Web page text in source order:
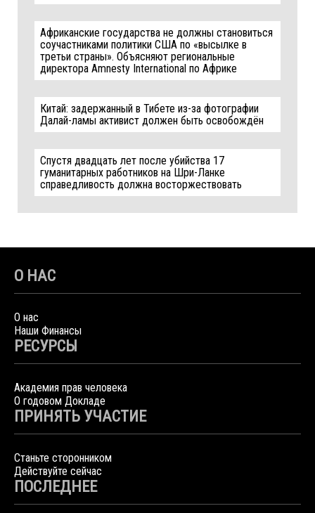
Африканские государства не должны становиться
соучастниками политики США по «высылке в
третьи страны». Объясняют региональные
директора Amnesty International по Африке
Китай: задержанный в Тибете из-за фотографии
Далай-ламы активист должен быть освобождён
Спустя двадцать лет после убийства 17
гуманитарных работников на Шри-Ланке
справедливость должна восторжествовать
О НАС
О нас
Наши Финансы
РЕСУРСЫ
Академия прав человека
О годовом Докладе
ПРИНЯТЬ УЧАСТИЕ
Станьте сторонником
Действуйте сейчас
ПОСЛЕДНЕЕ